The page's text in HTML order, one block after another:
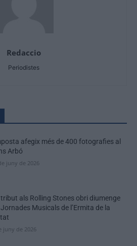
Redaccio
Periodistes
afegix més de 400 fotografies al
Arbó
juny de 2026
tribut als Rolling Stones obri diumenge
Jornades Musicals de l’Ermita de la
juny de 2026